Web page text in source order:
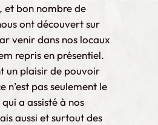
et bon nombre de
ont découvert sur
venir dans nos locaux
repris en présentiel.
un plaisir de pouvoir
n’est pas seulement le
a assisté à nos
aussi et surtout des